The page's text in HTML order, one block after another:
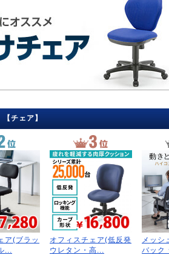
【チェア】
ア(ブラッ
...
オフィスチェア(低反発
ウレタン・高...
メッシ
バック